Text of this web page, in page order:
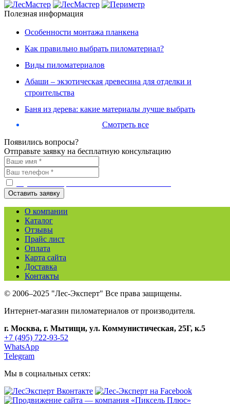
Полезная информация
Особенности монтажа планкена
Как правильно выбрать пиломатериал?
Виды пиломатериалов
Абаши – экзотическая древесина для отделки и
строительства
Баня из дерева: какие материалы лучше выбрать
Смотреть все
Появились вопросы?
Отправьте заявку на бесплатную консультацию
О компании
Каталог
Отзывы
Прайс лист
Оплата
Карта сайта
Доставка
Контакты
© 2006–2025 "Лес-Эксперт" Все права защищены.
Интернет-магазин пиломатериалов от производителя.
г. Москва, г. Мытищи, ул. Коммунистическая, 25Г, к.5
+7 (495) 722-93-52
WhatsApp
Telegram
Мы в социальных сетях: